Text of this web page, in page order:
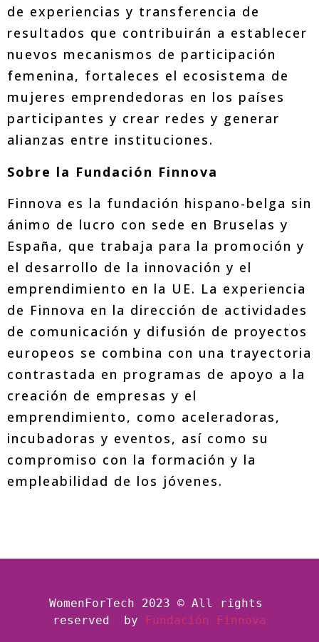
de experiencias y transferencia de
resultados que contribuirán a establecer
nuevos mecanismos de participación
femenina, fortaleces el ecosistema de
mujeres emprendedoras en los países
participantes y crear redes y generar
alianzas entre instituciones.
Sobre la Fundación Finnova
Finnova es la fundación hispano-belga sin
ánimo de lucro con sede en Bruselas y
España, que trabaja para la promoción y
el desarrollo de la innovación y el
emprendimiento en la UE. La experiencia
de Finnova en la dirección de actividades
de comunicación y difusión de proyectos
europeos se combina con una trayectoria
contrastada en programas de apoyo a la
creación de empresas y el
emprendimiento, como aceleradoras,
incubadoras y eventos, así como su
compromiso con la formación y la
empleabilidad de los jóvenes.
WomenForTech 2023 © All rights
reserved  by
Fundación Finnova